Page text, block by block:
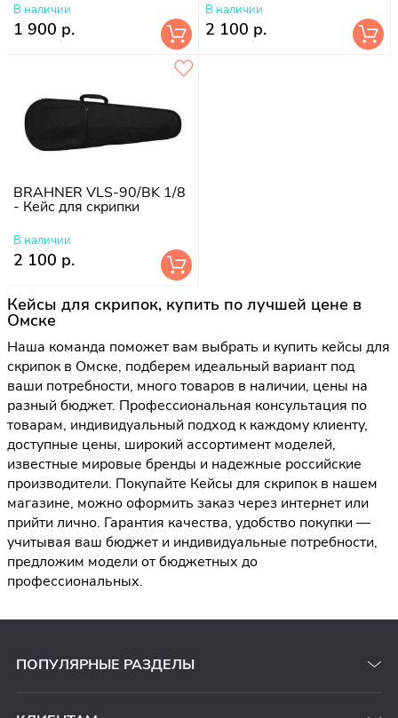
В наличии
1 900 р.
В наличии
2 100 р.
BRAHNER VLS-90/BK 1/8
- Кейс для скрипки
В наличии
2 100 р.
Кейсы для скрипок, купить по лучшей цене в
Омске
Наша команда поможет вам выбрать и купить кейсы для
скрипок в Омске, подберем идеальный вариант под
ваши потребности, много товаров в наличии, цены на
разный бюджет. Профессиональная консультация по
товарам, индивидуальный подход к каждому клиенту,
доступные цены, широкий ассортимент моделей,
известные мировые бренды и надежные российские
производители. Покупайте Кейсы для скрипок в нашем
магазине, можно оформить заказ через интернет или
прийти лично. Гарантия качества, удобство покупки —
учитывая ваш бюджет и индивидуальные потребности,
предложим модели от бюджетных до
профессиональных.
ПОПУЛЯРНЫЕ РАЗДЕЛЫ